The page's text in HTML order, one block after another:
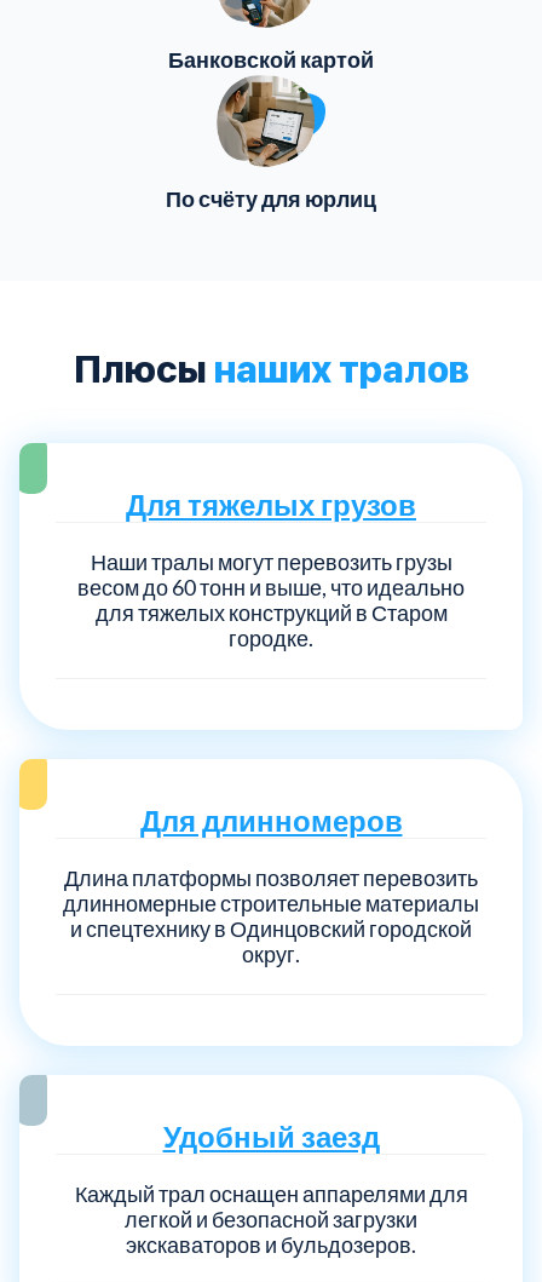
Банковской картой
По счёту для юрлиц
Плюсы наших тралов
Для тяжелых грузов
Наши тралы могут перевозить грузы
весом до 60 тонн и выше, что идеально
для тяжелых конструкций в Старом
городке.
Для длинномеров
Длина платформы позволяет перевозить
длинномерные строительные материалы
и спецтехнику в Одинцовский городской
округ.
Удобный заезд
Каждый трал оснащен аппарелями для
легкой и безопасной загрузки
экскаваторов и бульдозеров.